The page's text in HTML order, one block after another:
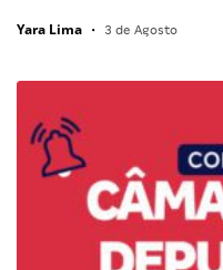
Yara Lima • 3 de Agosto